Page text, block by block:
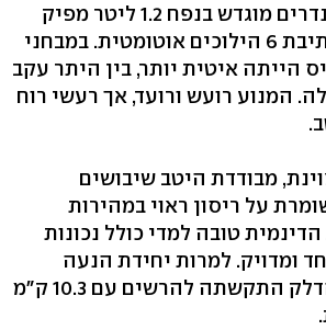
מנוע שלושה צילינדרים מוגדש בנפח 1.2 ליטר מפיק
130 כ"ס ומשודך לתיבת 6 הילוכים אוטומטית. במבחני
הייתה איטית יותר, בין היתר עקב
המנוע רועש ורועד, אך רעשי רוח
מבודדת היטב שיבושים
על ריסון ראוי במהירות
טובה למדי כולל נכונות
חד ומדויק. למרות יחידת הנעה
מודרנית, צריכת הדלק התקשתה להרשים עם 10.3 ק"מ